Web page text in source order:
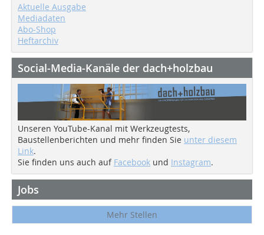
Aktuelle Ausgabe
Mediadaten
Abo-Shop
Heftarchiv
Social-Media-Kanäle der dach+holzbau
Unseren YouTube-Kanal mit Werkzeugtests,
Baustellenberichten und mehr finden Sie unter diesem
Link.
Sie finden uns auch auf Facebook und Instagram.
Jobs
Mehr Stellen